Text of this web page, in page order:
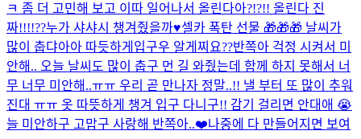
ㅋ 좀 더 고민해 보고 이따 일어나서 올린다아?!?!! 올린다 진
짜!!!!??누가 샤샤시 챙겨줬을까♥️셀카 폭탄 선물 🎁🎁🎁 날씨가
많이 춥댜아아 따듯하게입구우 알게찌요??반쪽아 걱정 시켜서 미
안해.. 오늘 날씨도 많이 춥구 먼 길 와줬는데 함께 하지 못해서 너
무 너무 미안해..ㅠㅠ 우리 곧 만나자 정말..!! 낼 부터 또 많이 추워
진대 ㅠㅠ 옷 따뜻하게 챙겨 입구 다니구!! 감기 걸리면 안대애 😭
늘 미안하구 고맙구 사랑해 반쪽아..❤️나중에 다 만들어지면 보여